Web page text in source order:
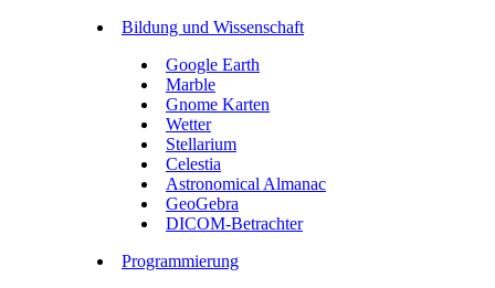
Bildung und Wissenschaft
Google Earth
Marble
Gnome Karten
Wetter
Stellarium
Celestia
Astronomical Almanac
GeoGebra
DICOM-Betrachter
Programmierung